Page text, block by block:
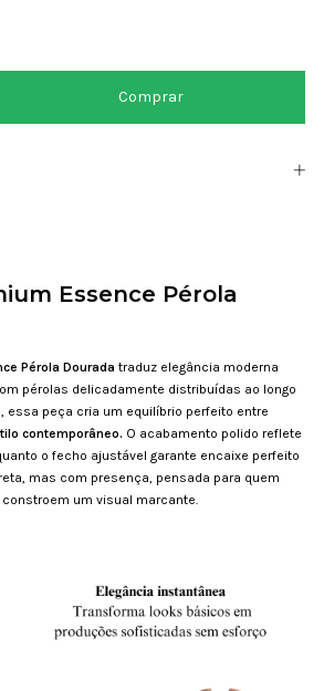
Essence Pérola
Pérola Dourada traduz elegância moderna
pérolas delicadamente distribuídas ao longo
essa peça cria um equilíbrio perfeito entre
contemporâneo. O acabamento polido reflete
o fecho ajustável garante encaixe perfeito
mas com presença, pensada para quem
um visual marcante.